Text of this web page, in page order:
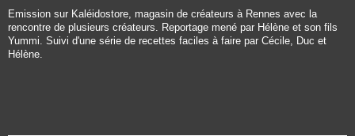
Emission sur Kaléidostore, magasin de créateurs à Rennes avec la
rencontre de plusieurs créateurs. Reportage mené par Hélène et son fils
Yummi. Suivi d'une série de recettes faciles à faire par Cécile, Duc et
Hélène.